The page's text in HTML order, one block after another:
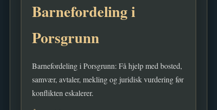
Barnefordeling i
Porsgrunn
Barnefordeling i Porsgrunn: Få hjelp med bosted,
samvær, avtaler, mekling og juridisk vurdering før
konflikten eskalerer.